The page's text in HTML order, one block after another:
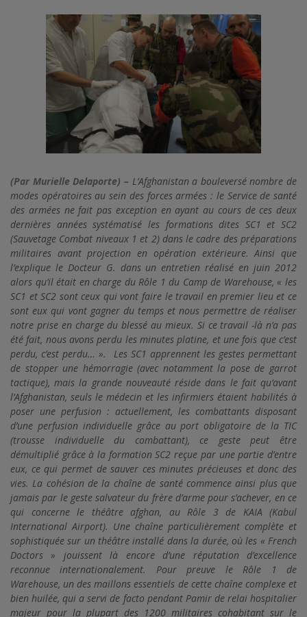
(Par Murielle Delaporte) – L’Afghanistan a bouleversé nombre de
modes opératoires au sein des forces armées : le Service de santé
des armées ne fait pas exception en ayant au cours de ces deux
dernières années systématisé les formations dites SC1 et SC2
(Sauvetage Combat niveaux 1 et 2) dans le cadre des préparations
militaires avant projection en opération extérieure. Ainsi que
l’explique le Docteur G. dans un entretien réalisé en juin 2012
alors qu’il était en charge du Rôle 1 du Camp de Warehouse, « les
SC1 et SC2 sont ceux qui vont faire le travail en premier lieu et ce
sont eux qui vont gagner du temps et nous permettre de réaliser
notre prise en charge du blessé au mieux. Si ce travail -là n’a pas
été fait, nous avons perdu les minutes platine, et une fois que c’est
perdu, c’est perdu… ». Les SC1 apprennent les gestes permettant
de stopper une hémorragie (avec notamment la pose de garrot
tactique), mais la grande nouveauté réside dans le fait qu’avant
l’Afghanistan, seuls le médecin et les infirmiers étaient habilités à
poser une perfusion : actuellement, les combattants disposant
d’une perfusion individuelle grâce au port obligatoire de la TIC
(trousse individuelle du combattant), ce geste peut être
démultiplié grâce à la formation SC2 reçue par une partie d’entre
eux, ce qui permet de sauver ces minutes précieuses et donc des
vies. La cohésion de la chaîne de santé commence ainsi plus que
jamais par le geste salvateur du frère d’arme pour s’achever, en ce
qui concerne le théâtre afghan, au Rôle 3 de KAIA (Kabul
International Airport). Une chaîne particulièrement complète et
sophistiquée sur un théâtre installé dans la durée, où les « French
Doctors » jouissent là encore d’une réputation d’excellence
reconnue internationalement. Pour preuve le Rôle 1 de
Warehouse, un des maillons essentiels de cette chaîne complexe et
bien huilée, qui a servi de facto pendant Pamir de relai hospitalier
majeur pour la plupart des 1200 militaires cohabitant sur le